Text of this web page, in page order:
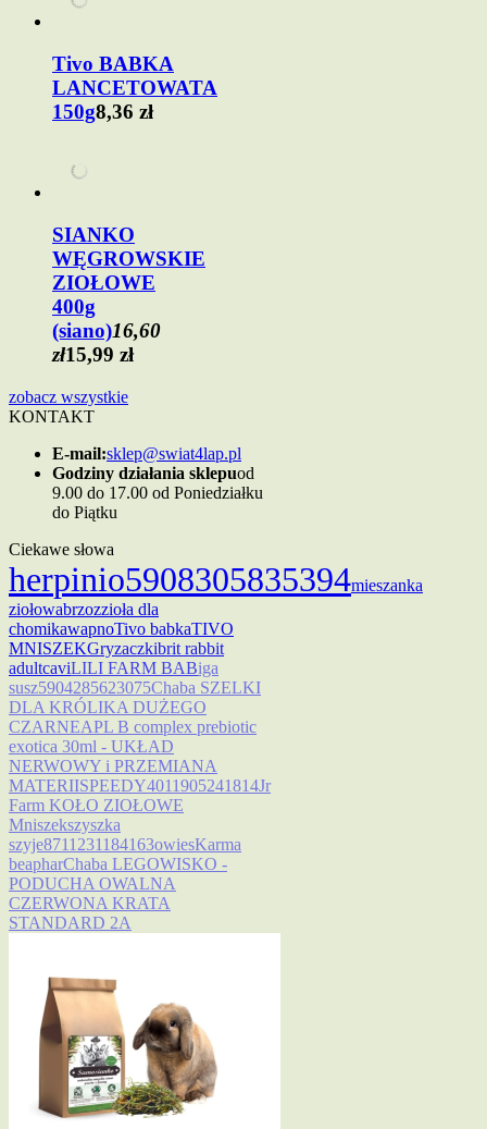
Tivo BABKA
LANCETOWATA
150g8,36 zł
SIANKO
WĘGROWSKIE
ZIOŁOWE
400g
(siano)16,60
zł15,99 zł
zobacz wszystkie
KONTAKT
E-mail:sklep@swiat4lap.pl
Godziny działania sklepuod
9.00 do 17.00 od Poniedziałku
do Piątku
Ciekawe słowa
herpinio5908305835394mieszanka
ziołowabrzozzioła dla
chomikawapnoTivo babkaTIVO
MNISZEKGryzaczkibrit rabbit
adultcaviLILI FARM BABiga
susz5904285623075Chaba SZELKI
DLA KRÓLIKA DUŻEGO
CZARNEAPL B complex prebiotic
exotica 30ml - UKŁAD
NERWOWY i PRZEMIANA
MATERIISPEEDY4011905241814Jr
Farm KOŁO ZIOŁOWE
Mniszekszyszka
szyje8711231184163owiesKarma
beapharChaba LEGOWISKO -
PODUCHA OWALNA
CZERWONA KRATA
STANDARD 2A